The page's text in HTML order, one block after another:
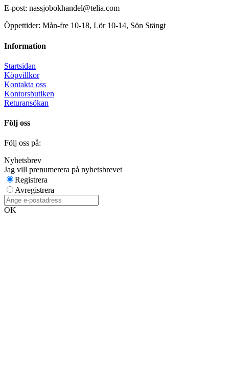
E-post: nassjobokhandel@telia.com
Öppettider: Mån-fre 10-18, Lör 10-14, Sön Stängt
Information
Startsidan
Köpvillkor
Kontakta oss
Kontorsbutiken
Returansökan
Följ oss
Följ oss på:
Nyhetsbrev
Jag vill prenumerera på nyhetsbrevet
Registrera
Avregistrera
OK